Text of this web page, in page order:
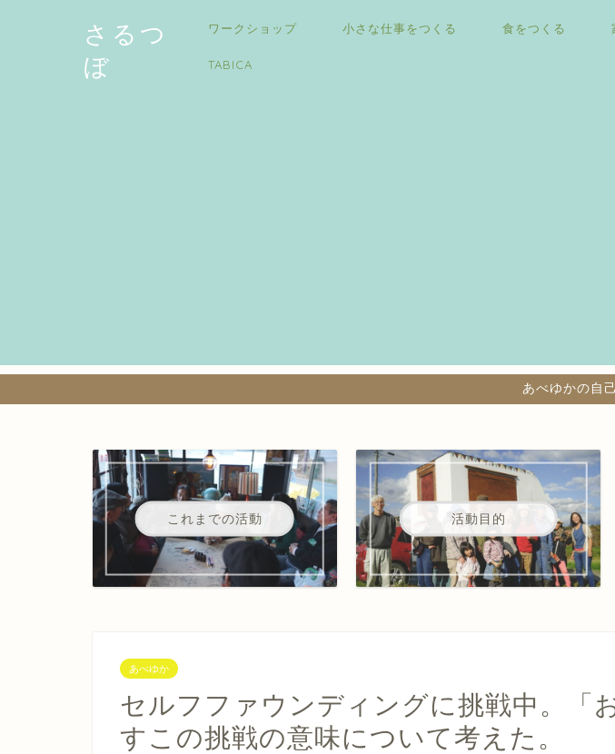
さるつ
ぼ
ワークショップ 小さな仕事をつくる 食をつくる
TABICA
あべゆかの自
これまでの活動 活動目的
あべゆか
セルフファウンディングに挑戦中。「
すこの挑戦の意味について考えた。